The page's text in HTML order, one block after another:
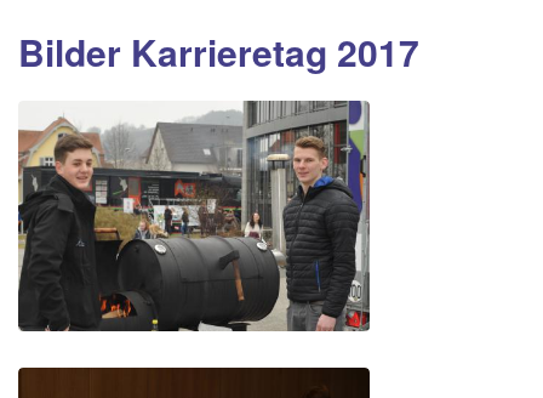
Bilder Karrieretag 2017